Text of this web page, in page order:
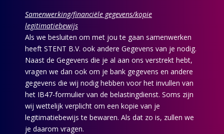
Samenwerking/financiële gegevens/kopie
legitimatiebewijs
Als we besluiten om met jou te gaan samenwerken
heeft STENT B.V. ook andere Gegevens van je nodig.
Naast de Gegevens die je al aan ons verstrekt hebt,
vragen we dan ook om je bank gegevens en andere
gegevens die wij nodig hebben voor het invullen van
het IB47-formulier van de belastingdienst. Soms zijn
wij wettelijk verplicht om een kopie van je
legitimatiebewijs te bewaren. Als dat zo is, zullen we
je daarom vragen.